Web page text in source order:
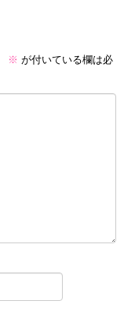
※ が付いている欄は必